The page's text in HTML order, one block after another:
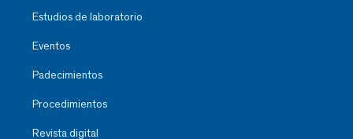
Estudios de laboratorio
Eventos
Padecimientos
Procedimientos
Revista digital